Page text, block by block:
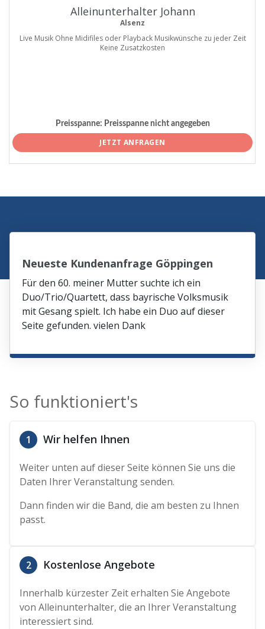
Alleinunterhalter Johann
Alsenz
Live Musik Ohne Midifiles oder Playback Musikwünsche zu jeder Zeit
Keine Zusatzkosten
Preisspanne: Preisspanne nicht angegeben
JETZT ANFRAGEN
Neueste Kundenanfrage Göppingen
Für den 60. meiner Mutter suchte ich ein
Duo/Trio/Quartett, dass bayrische Volksmusik
mit Gesang spielt. Ich habe ein Duo auf dieser
Seite gefunden. vielen Dank
So funktioniert's
1 Wir helfen Ihnen
Weiter unten auf dieser Seite können Sie uns die
Daten Ihrer Veranstaltung senden.
Dann finden wir die Band, die am besten zu Ihnen
passt.
2 Kostenlose Angebote
Innerhalb kürzester Zeit erhalten Sie Angebote
von Alleinunterhalter, die an Ihrer Veranstaltung
interessiert sind.